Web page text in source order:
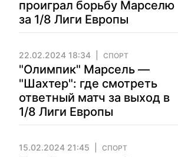
проиграл борьбу Марселю
за 1/8 Лиги Европы
22.02.2024 18:34 СПОРТ
"Олимпик" Марсель —
"Шахтер": где смотреть
ответный матч за выход в
1/8 Лиги Европы
15.02.2024 21:45 СПОРТ